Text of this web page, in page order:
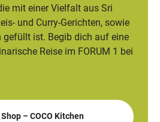
mit einer Vielfalt aus Sri
und Curry-Gerichten, sowie
gefüllt ist. Begib dich auf eine
Reise im FORUM 1 bei
– COCO Kitchen